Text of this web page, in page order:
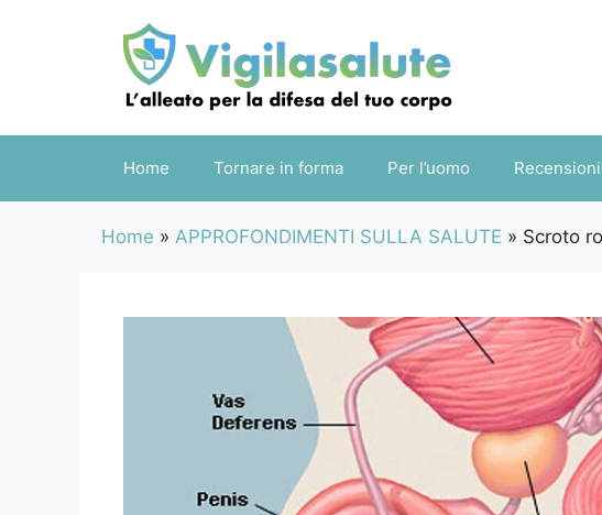
Home Tornare in forma Per l’uomo
Home » APPROFONDIMENTI SULLA SALUTE » Scroto